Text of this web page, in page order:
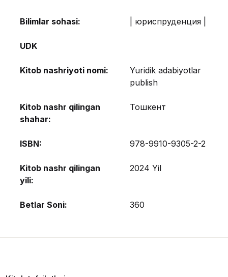
Bilimlar sohasi: | юриспруденция |
UDK
Kitob nashriyoti nomi:
Yuridik adabiyotlar
publish
Kitob nashr qilingan
shahar:
Тошкент
ISBN: 978-9910-9305-2-2
Kitob nashr qilingan
yili:
2024 Yil
Betlar Soni: 360